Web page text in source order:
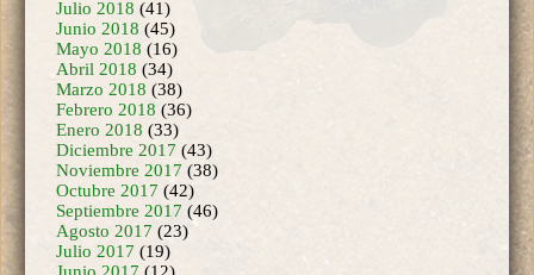
Junio 2018 (45)
Mayo 2018 (16)
Abril 2018(34)
Marzo 2018(38)
Febrero 2018(36)
Enero 2018(33)
Diciembre 2017(43)
Noviembre 2017(38)
Octubre 2017(42)
Septiembre 2017(46)
Agosto 2017(23)
Julio 2017(19)
Junio 2017 (12)